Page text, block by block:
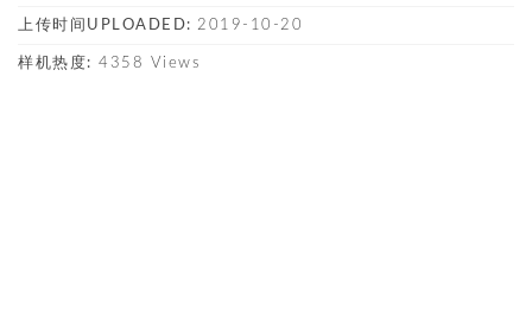
上传时间UPLOADED: 2019-10-20
样机热度: 4358 Views